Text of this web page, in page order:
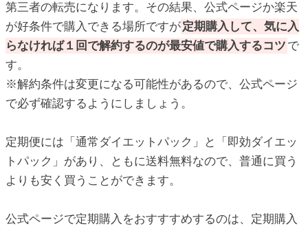
第三者の転売になります。その結果、公式ページか楽天
が好条件で購入できる場所ですが定期購入して、気に入
らなければ１回で解約するのが最安値で購入するコツ で
す。
※解約条件は変更になる可能性があるので、公式ページ
で必ず確認するようにしましょう。
定期便には「通常ダイエットパック」と「即効ダイエッ
トパック」があり、ともに送料無料なので、普通に買う
よりも安く買うことができます。
公式ページで定期購入をおすすすめするのは、定期購入